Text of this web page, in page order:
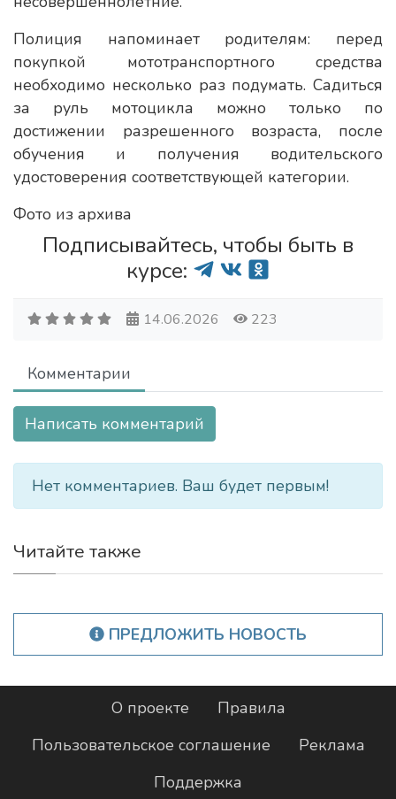
Полиция напоминает родителям: перед
покупкой мототранспортного средства
необходимо несколько раз подумать. Садиться
за руль мотоцикла можно только по
достижении разрешенного возраста, после
обучения и получения водительского
удостоверения соответствующей категории.
Фото из архива
Подписывайтесь, чтобы быть в
курсе:
14.06.2026 223
Комментарии
Написать комментарий
Нет комментариев. Ваш будет первым!
Читайте также
ПРЕДЛОЖИТЬ НОВОСТЬ
О проекте
Правила
Пользовательское соглашение
Реклама
Поддержка